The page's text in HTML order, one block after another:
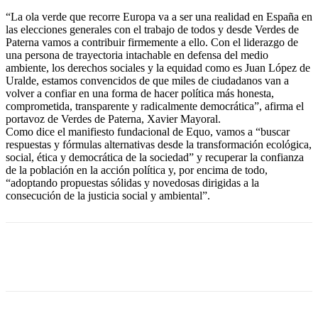
“La ola verde que recorre Europa va a ser una realidad en España en
las elecciones generales con el trabajo de todos y desde Verdes de
Paterna vamos a contribuir firmemente a ello. Con el liderazgo de
una persona de trayectoria intachable en defensa del medio
ambiente, los derechos sociales y la equidad como es Juan López de
Uralde, estamos convencidos de que miles de ciudadanos van a
volver a confiar en una forma de hacer política más honesta,
comprometida, transparente y radicalmente democrática”, afirma el
portavoz de Verdes de Paterna, Xavier Mayoral.
Como dice el manifiesto fundacional de Equo, vamos a “buscar
respuestas y fórmulas alternativas desde la transformación ecológica,
social, ética y democrática de la sociedad” y recuperar la confianza
de la población en la acción política y, por encima de todo,
“adoptando propuestas sólidas y novedosas dirigidas a la
consecución de la justicia social y ambiental”.